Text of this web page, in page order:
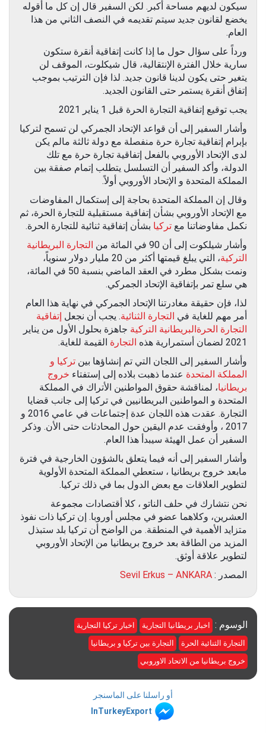
سيكون لديهم مساحة أكبر. لكن السفير قال إن كل ما أقوله
يخضع لقانون جديد سيتم تقديمه في النصف الثاني من هذا
العام.
ورداً على سؤال حول ما إذا كانت إتفاقية أنقرة ستكون
سارية خلال الفترة الإنتقالية، قال شيكلوت، الموقف لن
يتغير حتى يكون لدينا قانون جديد. لذا فإن الترتيب بموجب
إتفاق أنقرة يستمر حتى القانون الجديد.
يجب توقيع إتفاقية التجارة الحرة قبل 1 يناير 2021
وأشار السفير إلى أن قواعد الإتحاد الجمركي لن تسمح لتركيا
بإبرام إتفاقية تجارة حرة منفصلة مع دولة ثالثة مالم يكن
لدى الإتحاد الأوروبي بالفعل إتفاقية تجارة حرة مع تلك
الدولة، وأكد السفير أن التسلسل يتطلب إتمام صفقة بين
المملكة المتحدة و الإتحاد الأوروبي أولاً.
وقال إن المملكة المتحدة بحاجة إلى إستكمال المفاوضات
مع الإتحاد الأوروبي بشأن إتفاقية مستقبلية للتجارة الحرة، ثم
نكمل مفاوضاتنا مع تركيا بشأن إتفاقية ثنائية للتجارة الحرة.
وأشار شيلكوت إلى أن 90 في المائة من
التجارة البريطانية
التركية
، التي يبلغ قيمتها أكثر من 20 مليار دولار سنوياً،
ونمت بشكل مطرد في العقد الماضي بنسبة 50 في المائة،
هي سلع تمر بإتفاقية الإتحاد الجمركي.
لذا، فإن حقيقة مغادرتنا الإتحاد الجمركي في نهاية هذا العام
أمر مهم للغاية في التجارة الثنائية. يجب أن نجعل إتفاقية
التجارة الحرةالبريطانية التركية جاهزة بحلول الأول من يناير
2021 لضمان أستمرارية هذه
التجارة القيمة للغاية.
وأشار السفير إلى اللجان التي تم إنشاؤها بين تركيا و
المملكة المتحدة عندما ذهبت بلاده إلى إستفتاء خروج
بريطانيا، لمناقشة حقوق المواطنين الأتراك في المملكة
المتحدة و المواطنين البريطانيين في تركيا إلى جانب قضايا
التجارة. عقدت هذه اللجان عدة إجتماعات في عامي 2016 و
2017 ، وأوفقت عدم اليقين حول المحادثات حتى الأن. وذكر
السفير أن عمل الهيئة سيبدأ هذا العام.
وأشار السفير إلى أنه فيما يتعلق بالشؤون الخارجية في فترة
مابعد خروج بريطانيا ، ستعطي المملكة المتحدة الأولوية
لتطوير العلاقات مع بعض الدول بما في ذلك تركيا.
نحن نتشارك في حلف الناتو ، كلا أقتصادات مجموعة
العشرين، وكلاهما عضو في مجلس أوروبا. إن تركيا ذات نفوذ
متزايد الأهمية في المنطقة. من الواضح أن تركيا بلد ستبذل
المزيد من الطاقة بعد خروج بريطانيا من الإتحاد الأوروبي
لتطوير علاقة أوثق.
المصدر :
الوسوم : اخبار بريطانيا التجارية
اخبار تركيا التجارية
التجارة الثنائية الحرة
التجارة بين تركيا و بريطانيا
خروج بريطانيا من الاتحاد الاوروبي
أو راسلنا على الماسنجر
InTurkeyExport